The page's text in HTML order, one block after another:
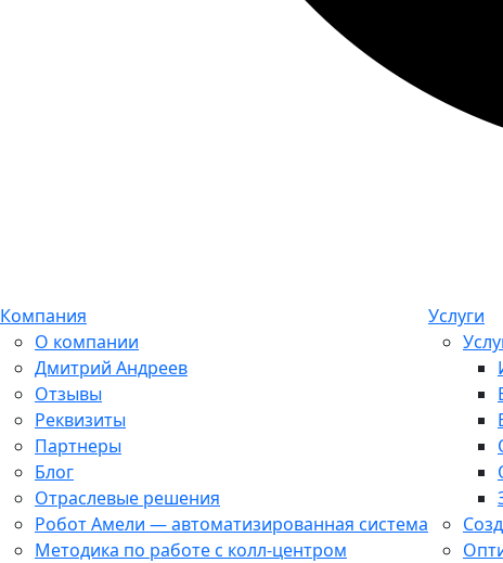
Компания
О компании
Дмитрий Андреев
Отзывы
Реквизиты
Партнеры
Блог
Отраслевые решения
Робот Амели — автоматизированная система
Методика по работе с колл-центром
Услуги